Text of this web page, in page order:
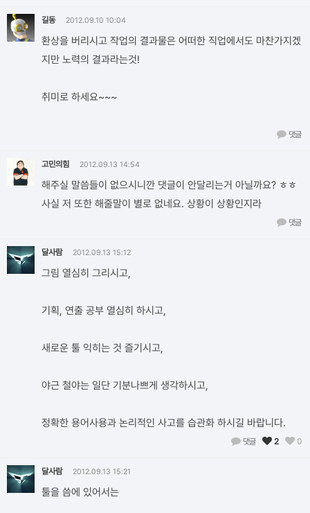
길동 2012.09.10 10:04
환상을 버리시고 작업의 결과물은 어떠한 직업에서도 마찬가지겠
지만 노력의 결과라는것!
취미로 하세요~~~
댓글
고민의힘 2012.09.13 14:54
해주실 말씀들이 없으시니깐 댓글이 안달리는거 아닐까요? ㅎㅎ
사실 저 또한 해줄말이 별로 없네요. 상황이 상황인지라
댓글
달사람 2012.09.13 15:12
그림 열심히 그리시고,
기획, 연출 공부 열심히 하시고,
새로운 툴 익히는 것 즐기시고,
야근 철야는 일단 기분나쁘게 생각하시고,
정확한 용어사용과 논리적인 사고를 습관화 하시길 바랍니다.
댓글 2 0
달사람 2012.09.13 15:21
툴을 씀에 있어서는